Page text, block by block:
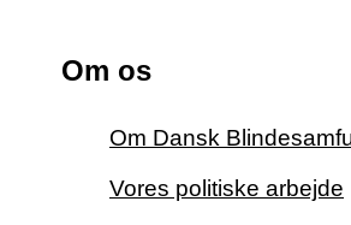
Om os
Om Dansk
Vores politiske arbejde